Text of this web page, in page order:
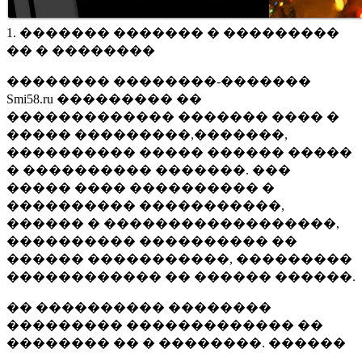
1. ������� ������� � ���������
�� � ��������
�������� ��������-�������
Smi58.ru ��������� ��
������������� ������� ���� �
����� ���������,�������,
���������� ����� ������ �����
� ���������� �������. ���
����� ���� ���������� �
���������� �����������,
������ � ������������������,
���������� ���������� ��
������ �����������, ���������
������������ �� ������ ������.
�� ���������� ��������
��������� ������������� ��
�������� �� � ��������. ������